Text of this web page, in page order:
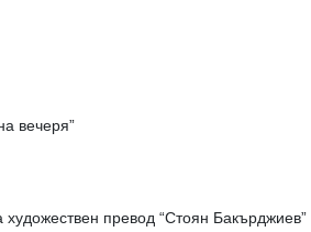
вечеря”
превод “Стоян